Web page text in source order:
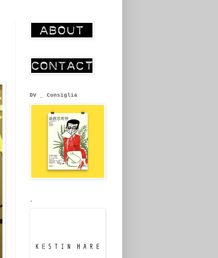
DV _ Consiglia
.